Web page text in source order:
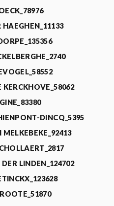
DINCQ_5395
LINDEN_124702